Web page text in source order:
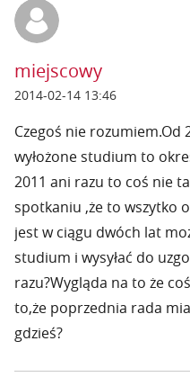
miejscowy
2014-02-14 13:46
Czegoś nie rozumiem.Od
wyłożone studium to
2011 ani razu to coś nie
spotkaniu ,że to wszytko
jest w ciągu dwóch lat
studium i wysyłać do
razu?Wygląda na to że
to,że poprzednia rada
gdzieś?